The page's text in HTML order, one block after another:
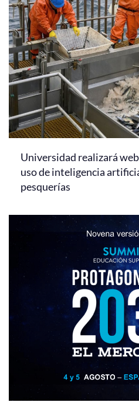
Universidad realizará
uso de inteligencia
pesquerías